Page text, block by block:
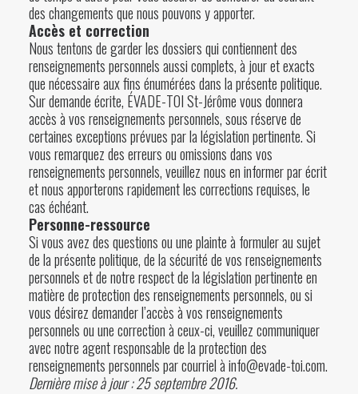
des changements que nous pouvons y apporter.
Accès et correction
Nous tentons de garder les dossiers qui contiennent des
renseignements personnels aussi complets, à jour et exacts
que nécessaire aux fins énumérées dans la présente politique.
Sur demande écrite, ÉVADE-TOI St-Jérôme vous donnera
accès à vos renseignements personnels, sous réserve de
certaines exceptions prévues par la législation pertinente. Si
vous remarquez des erreurs ou omissions dans vos
renseignements personnels, veuillez nous en informer par écrit
et nous apporterons rapidement les corrections requises, le
cas échéant.
Personne-ressource
Si vous avez des questions ou une plainte à formuler au sujet
de la présente politique, de la sécurité de vos renseignements
personnels et de notre respect de la législation pertinente en
matière de protection des renseignements personnels, ou si
vous désirez demander l’accès à vos renseignements
personnels ou une correction à ceux-ci, veuillez communiquer
avec notre agent responsable de la protection des
renseignements personnels par courriel à info@evade-toi.com.
Dernière mise à jour : 25 septembre 2016.